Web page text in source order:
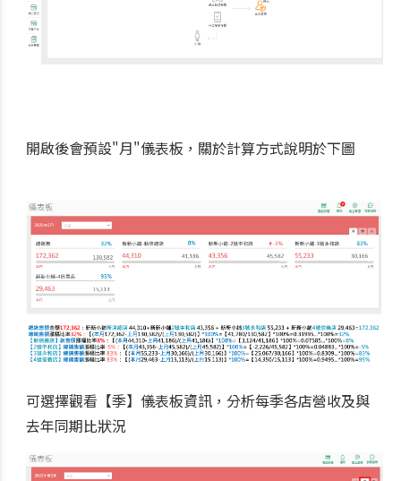
開啟後會預設"月"儀表板，關於計算方式說明於下圖
可選擇觀看【季】儀表板資訊，分析每季各店營收及與
去年同期比狀況